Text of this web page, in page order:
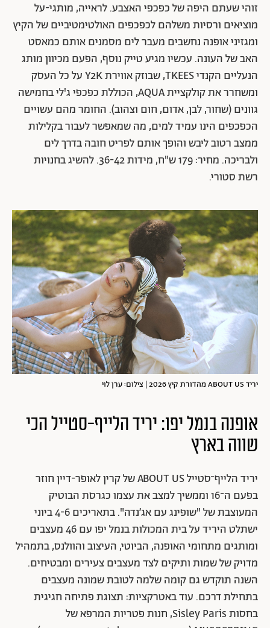
זוהי שעתם היפה של כפכפי האצבע. לראייה, מותגי-על
מוציאים ורסיות משלהם לכפכפים האולטימטיביים של הקיץ
ומגזיני אופנה נחשבים מעבר לים מסמנים אותם כמאסט
האב של העונה. עכשיו מגיע טייק נוסף, הפעם מכיוון מותג
הנעליים הקנדי TKEES, שבוזק אווירת Y2K על כל העסק
ומשחרר את קולקציית AQUA, הכוללת כפכפי ג'לי בחמישה
גוונים (שחור, לבן, אדום, חום וצהוב). החומר מהם עשויים
הכפכפים הינו עמיד למים, מה שמאפשר לעבור בקלילות
ממצב רטוב ליבש והופך אותם לפריט חובה בדרך לים
ולבריכה. מחיר: 179 ש"ח, מידות 36-42. להשיג בחנויות
רשת סטורי.
יריד ABOUT US מהדורת קיץ 2026 | צילום: ערן לוי
אופנה בנמל יפו: יריד הלייף-סטייל הכי
שווה בארץ
יריד הלייף־סטייל ABOUT US של קרין לאופר-דיין חוזר
בפעם ה־16 וממשיך למצב את עצמו כגרסת הבוטיק
המעוצבת של "שופינג עם אג׳נדה". בתאריכים 4-6 ביוני
ישתלט היריד על בית המכולות בנמל יפו עם 46 מעצבים
ומותגים מתחומי האופנה, הביוטי, העיצוב והוולנס, בתמהיל
מדויק של שמות ותיקים לצד מעצבים צעירים ומבטיחים.
השנה תוקדש גם קומה שלמה לטובת שמונה מעצבים
בתחילת דרכם. עוד באטרקציות: תצוגת פתיחה חגיגית
בחסות Sisley Paris, חנות פטריות המרפא של